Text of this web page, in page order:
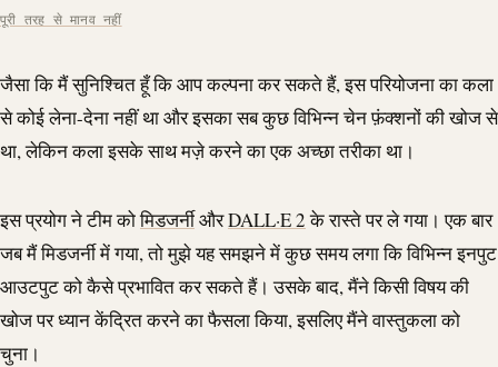
पूरी तरह से मानव नहीं
जैसा कि मैं सुनिश्चित हूँ कि आप कल्पना कर सकते हैं, इस परियोजना का कला
से कोई लेना-देना नहीं था और इसका सब कुछ विभिन्न चेन फ़ंक्शनों की खोज से
था, लेकिन कला इसके साथ मज़े करने का एक अच्छा तरीका था।
इस प्रयोग ने टीम कोमिडजर्नीऔरDALL·E 2के रास्ते पर ले गया। एक बार
जब मैं मिडजर्नी में गया, तो मुझे यह समझने में कुछ समय लगा कि विभिन्न इनपुट
आउटपुट को कैसे प्रभावित कर सकते हैं। उसके बाद, मैंने किसी विषय की
खोज पर ध्यान केंद्रित करने का फैसला किया, इसलिए मैंने वास्तुकला को
चुना।